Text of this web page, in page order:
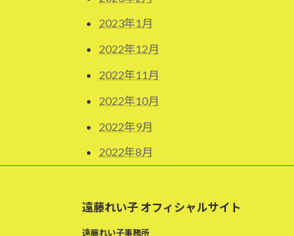
2023年1月
2022年12月
2022年11月
2022年10月
2022年9月
2022年8月
遠藤れい子 オフィシャルサイト
遠藤れい子事務所